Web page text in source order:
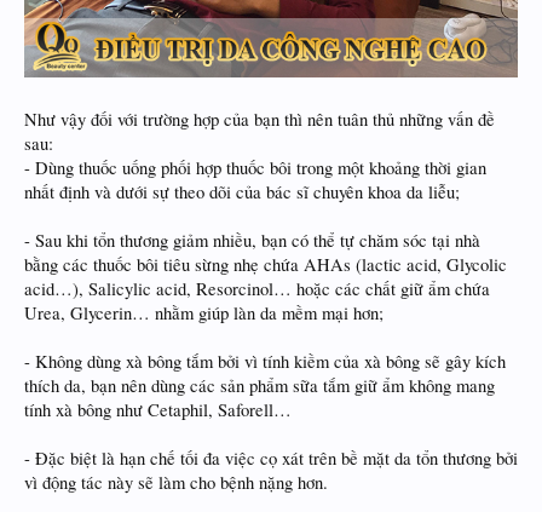
Như vậy đối với trường hợp của bạn thì nên tuân thủ những vấn đề
sau:
- Dùng thuốc uống phối hợp thuốc bôi trong một khoảng thời gian
nhất định và dưới sự theo dõi của bác sĩ chuyên khoa da liễu;
- Sau khi tổn thương giảm nhiều, bạn có thể tự chăm sóc tại nhà
bằng các thuốc bôi tiêu sừng nhẹ chứa AHAs (lactic acid, Glycolic
acid…), Salicylic acid, Resorcinol… hoặc các chất giữ ẩm chứa
Urea, Glycerin… nhằm giúp làn da mềm mại hơn;
- Không dùng xà bông tắm bởi vì tính kiềm của xà bông sẽ gây kích
thích da, bạn nên dùng các sản phẩm sữa tắm giữ ẩm không mang
tính xà bông như Cetaphil, Saforell…
- Đặc biệt là hạn chế tối đa việc cọ xát trên bề mặt da tổn thương bởi
vì động tác này sẽ làm cho bệnh nặng hơn.